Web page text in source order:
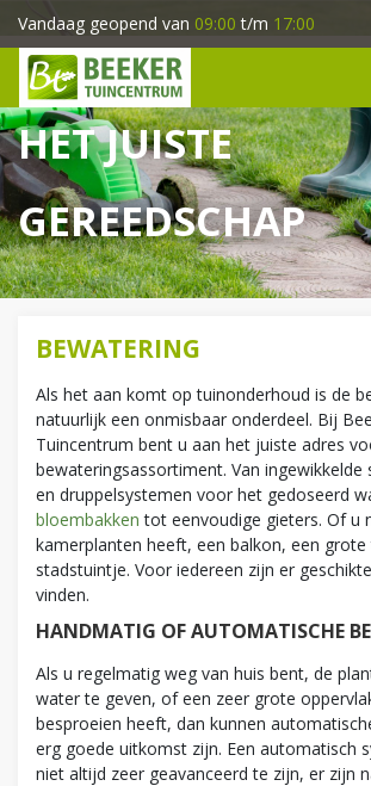
a
r
c
o
n
t
e
n
HET JUISTE
GEREEDSCHAP
Vandaag geopend van 09:00 t/m 17:00
BEWATERING
Als het aan komt op tuinonderhoud is de
natuurlijk een onmisbaar onderdeel. Bij
Tuincentrum bent u aan het juiste adres
bewateringsassortiment. Van ingewikkelde
en druppelsystemen voor het gedoseerd
bloembakken tot eenvoudige gieters. Of u
kamerplanten heeft, een balkon, een
stadstuintje. Voor iedereen zijn er
vinden.
HANDMATIG OF AUTOMATISCHE
Als u regelmatig weg van huis bent, de
water te geven, of een zeer grote
besproeien heeft, dan kunnen
erg goede uitkomst zijn. Een automatisch
niet altijd zeer geavanceerd te zijn, er zijn